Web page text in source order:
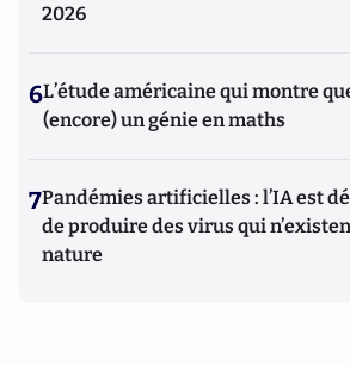
2026
6L’étude américaine qui montre que
(encore) un génie en maths
7Pandémies artificielles : l’IA est
de produire des virus qui
nature